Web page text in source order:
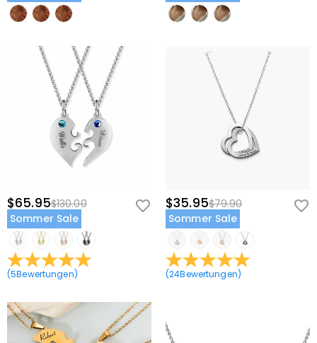
$65.95$130.00
Sommer Sale
(5Bewertungen)
$35.95$79.90
Sommer Sale
(24Bewertungen)